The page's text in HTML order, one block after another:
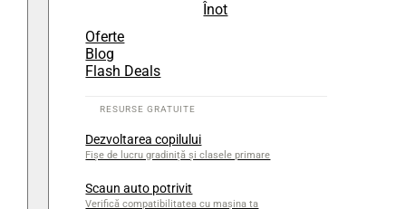
Înot
Oferte
Blog
Flash Deals
Dezvoltarea copilului
Fișe de lucru gradiniță și clasele primare
Scaun auto potrivit
Verifică compatibilitatea cu mașina ta